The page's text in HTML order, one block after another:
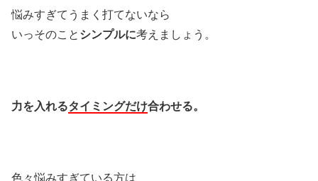
悩みすぎてうまく打てないなら
いっそのこと シンプルに考えましょう。
力を入れるタイミングだけ合わせる。
色々悩みすぎている方は